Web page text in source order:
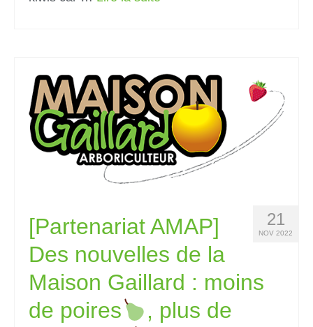
21
NOV 2022
[Partenariat AMAP]
Des nouvelles de la
Maison Gaillard : moins
de poires
, plus de